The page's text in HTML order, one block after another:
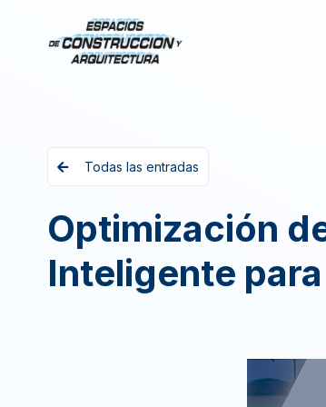
Todas las entradas
Optimización
Inteligente